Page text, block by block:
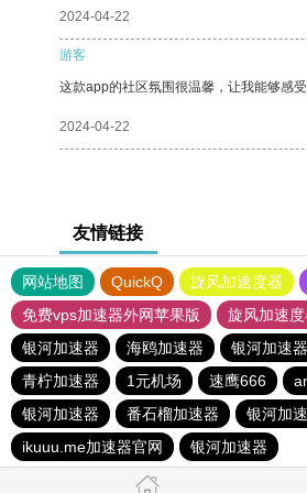
2024-04-22
游客
这款app的社区氛围很温馨，让我能够感受
2024-04-22
友情链接
网站地图 QuickQ 旋风加速度器
免费vps加速器外网苹果版
旋风加速度
银河加速器
海鸥加速器 银河加速器
青柠加速器
1元机场 速鹰666
银河加速器
番石榴加速器 银河加
ikuuu.me加速器官网
银河加速器